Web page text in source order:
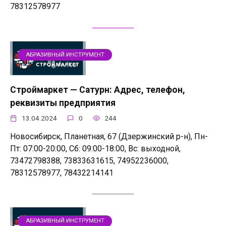
78312578977
АБРАЗИВНЫЙ ИНСТРУМЕНТ
Строймаркет — Сатурн: Адрес, телефон,
реквизиты предприятия
13.04.2024 0 244
Новосибирск, Планетная, 67 (Дзержинский р-н), Пн-
Пт: 07:00-20:00, Сб: 09:00-18:00, Вс: выходной,
73472798388, 73833631615, 74952236000,
78312578977, 78432214141
АБРАЗИВНЫЙ ИНСТРУМЕНТ